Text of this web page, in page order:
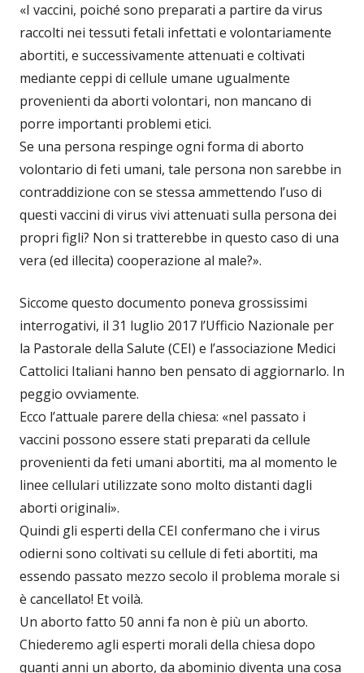
«I vaccini, poiché sono preparati a partire da virus
raccolti nei tessuti fetali infettati e volontariamente
abortiti, e successivamente attenuati e coltivati
mediante ceppi di cellule umane ugualmente
provenienti da aborti volontari, non mancano di
porre importanti problemi etici.
Se una persona respinge ogni forma di aborto
volontario di feti umani, tale persona non sarebbe in
contraddizione con se stessa ammettendo l’uso di
questi vaccini di virus vivi attenuati sulla persona dei
propri figli? Non si tratterebbe in questo caso di una
vera (ed illecita) cooperazione al male?».
Siccome questo documento poneva grossissimi
interrogativi, il 31 luglio 2017 l’Ufficio Nazionale per
la Pastorale della Salute (CEI) e l’associazione Medici
Cattolici Italiani hanno ben pensato di aggiornarlo. In
peggio ovviamente.
Ecco l’attuale parere della chiesa: «nel passato i
vaccini possono essere stati preparati da cellule
provenienti da feti umani abortiti, ma al momento le
linee cellulari utilizzate sono molto distanti dagli
aborti originali».
Quindi gli esperti della CEI confermano che i virus
odierni sono coltivati su cellule di feti abortiti, ma
essendo passato mezzo secolo il problema morale si
è cancellato! Et voilà.
Un aborto fatto 50 anni fa non è più un aborto.
Chiederemo agli esperti morali della chiesa dopo
quanti anni un aborto, da abominio diventa una cosa